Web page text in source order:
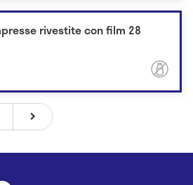
rivestite con film 28